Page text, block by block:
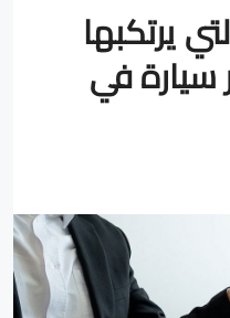
يرتكبها
سيارة في